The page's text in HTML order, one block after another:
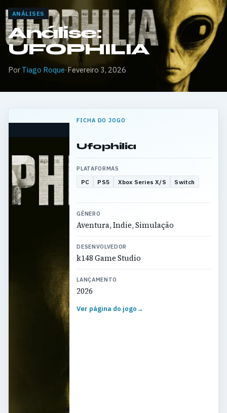
ANÁLISES
Análise:
UFOPHILIA
Por Tiago Roque·Fevereiro 3, 2026
FICHA DO JOGO
Ufophilia
PLATAFORMAS
PC PS5 Xbox Series X/S Switch
GÉNERO
Aventura, Indie, Simulação
DESENVOLVEDOR
k148 Game Studio
LANÇAMENTO
2026
Ver página do jogo→